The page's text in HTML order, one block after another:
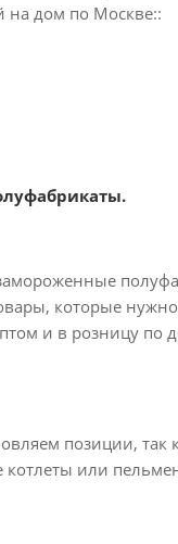
на дом по Москве::
которые
и в розницу по
позиции, так
или